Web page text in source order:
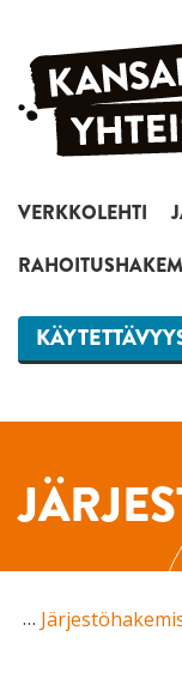
Siirry sisältöön
VERKKOLEHTI